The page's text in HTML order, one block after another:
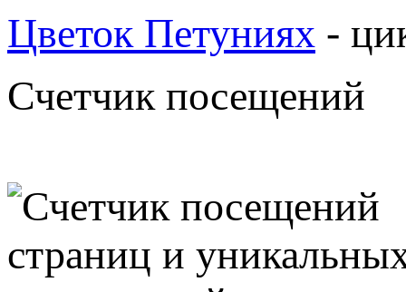
Цветок Петуниях -
Счетчик посещений